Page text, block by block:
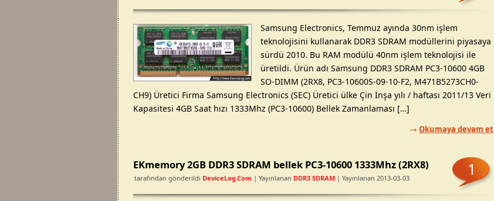
Samsung Electronics, Temmuz ayında 30nm işlem
teknolojisini kullanarak DDR3 SDRAM modüllerini piyasaya
sürdü 2010. Bu RAM modülü 40nm işlem teknolojisi ile
üretildi. Ürün adı Samsung DDR3 SDRAM PC3-10600 4GB
SO-DIMM (2RX8, PC3-10600S-09-10-F2, M471B5273CH0-
CH9) Üretici Firma Samsung Electronics (SEC) Üretici ülke Çin İnşa yılı / haftası 2011/13 Veri
Kapasitesi 4GB Saat hızı 1333Mhz (PC3-10600) Bellek Zamanlaması […]
Okumaya devam et
EKmemory 2GB DDR3 SDRAM bellek PC3-10600 1333Mhz (2RX8)
tarafından gönderildi DeviceLog.com | Yayınlanan DDR3 SDRAM | Yayınlanan 2013-03-03 1